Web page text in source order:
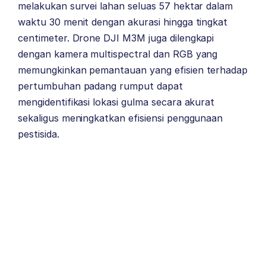
melakukan survei lahan seluas 57 hektar dalam
waktu 30 menit dengan akurasi hingga tingkat
centimeter. Drone DJI M3M juga dilengkapi
dengan kamera multispectral dan RGB yang
memungkinkan pemantauan yang efisien terhadap
pertumbuhan padang rumput dapat
mengidentifikasi lokasi gulma secara akurat
sekaligus meningkatkan efisiensi penggunaan
pestisida.